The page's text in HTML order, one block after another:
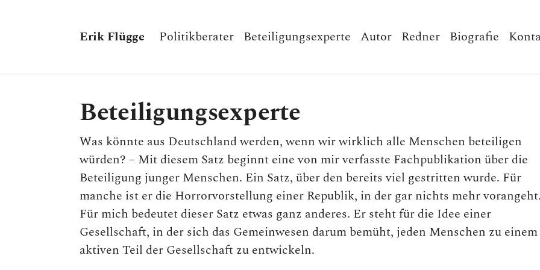
Erik Flügge Politikberater Beteiligungsexperte Autor Redner Biografie
Beteiligungsexperte
Was könnte aus Deutschland werden, wenn wir wirklich alle Menschen beteiligen
würden? – Mit diesem Satz beginnt eine von mir verfasste Fachpublikation über die
Beteiligung junger Menschen. Ein Satz, über den bereits viel gestritten wurde. Für
manche ist er die Horrorvorstellung einer Republik, in der gar nichts mehr
Für mich bedeutet dieser Satz etwas ganz anderes. Er steht für die Idee einer
Gesellschaft, in der sich das Gemeinwesen darum bemüht, jeden Menschen zu einem
aktiven Teil der Gesellschaft zu entwickeln.